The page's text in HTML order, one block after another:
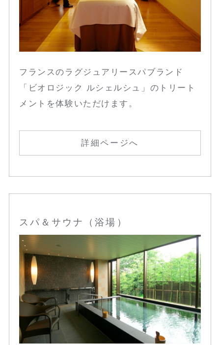
フランスのラグジュアリースパブランド
「ビオロジック ルシェルシュ」のトリート
メントを体験いただけます。
詳細ページへ
スパ＆サウナ（浴場）